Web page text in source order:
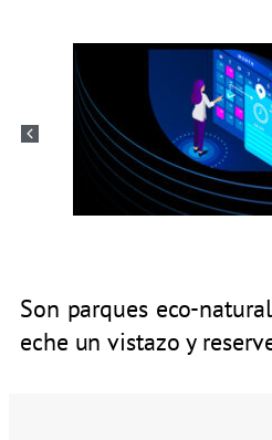
Son parques eco-
eche un vistazo y